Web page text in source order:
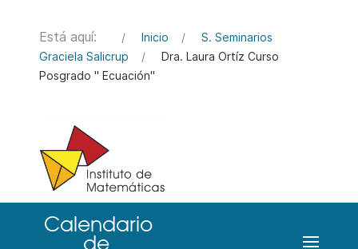
Está aquí: Inicio
S. Seminarios
Graciela Salicrup
Dra. Laura Ortíz Curso
Posgrado " Ecuación"